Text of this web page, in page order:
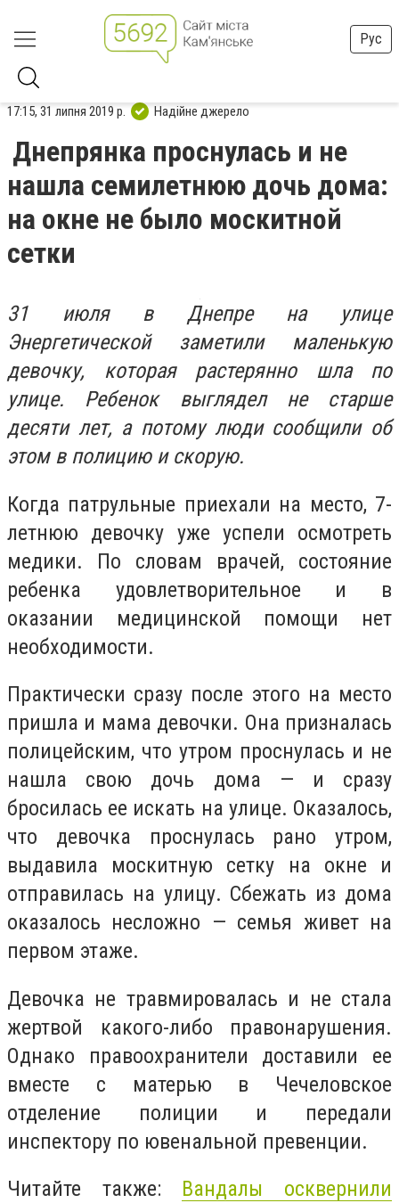
Рус
17:15, 31 липня 2019 р. Надійне джерело
Днепрянка проснулась и не
нашла семилетнюю дочь дома:
на окне не было москитной
сетки
31 июля в Днепре на улице
Энергетической заметили маленькую
девочку, которая растерянно шла по
улице. Ребенок выглядел не старше
десяти лет, а потому люди сообщили об
этом в полицию и скорую.
Когда патрульные приехали на место, 7-
летнюю девочку уже успели осмотреть
медики. По словам врачей, состояние
ребенка удовлетворительное и в
оказании медицинской помощи нет
необходимости.
Практически сразу после этого на место
пришла и мама девочки. Она призналась
полицейским, что утром проснулась и не
нашла свою дочь дома — и сразу
бросилась ее искать на улице. Оказалось,
что девочка проснулась рано утром,
выдавила москитную сетку на окне и
отправилась на улицу. Сбежать из дома
оказалось несложно — семья живет на
первом этаже.
Девочка не травмировалась и не стала
жертвой какого-либо правонарушения.
Однако правоохранители доставили ее
вместе с матерью в Чечеловское
отделение полиции и передали
инспектору по ювенальной превенции.
Читайте также: Вандалы осквернили